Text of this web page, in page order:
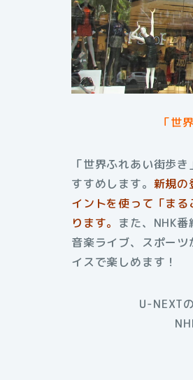
「世
「世界ふれあい街歩
すすめします。 新規
イントを使って「ま
ります。 また、NHK
音楽ライブ、スポー
イスで楽しめます！
U-NEXT